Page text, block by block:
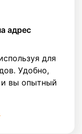
адрес
для
Удобно,
и вы опытный